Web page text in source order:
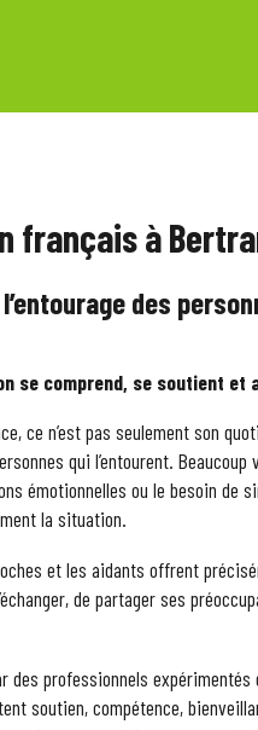
français à
l’entourage des
se comprend, se soutient et
ce n’est pas seulement son
qui l’entourent. Beaucoup
émotionnelles ou le besoin de
la situation.
et les aidants offrent
de partager ses
des professionnels expérimentés
soutien, compétence,